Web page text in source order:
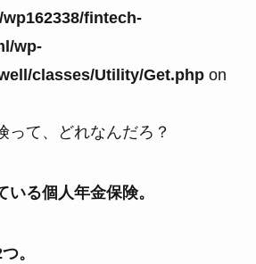
fintech-
wp-
classes/Utility/Get.php on
って、どれなんだろ？
る個人年金保険。
。